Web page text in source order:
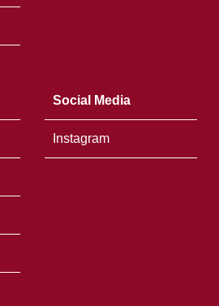
Social Media
Instagram